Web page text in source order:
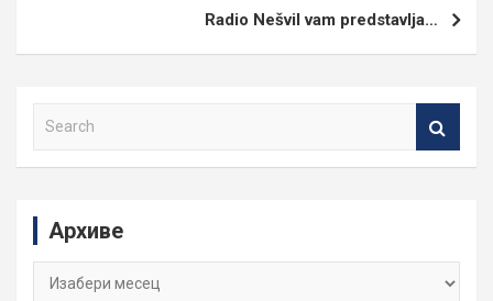
Radio Nešvil vam predstavlja…
Архиве
Архиве